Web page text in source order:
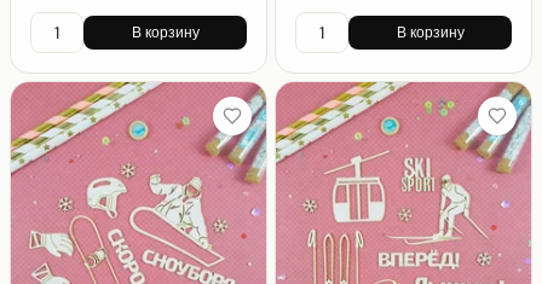
В корзину В корзину